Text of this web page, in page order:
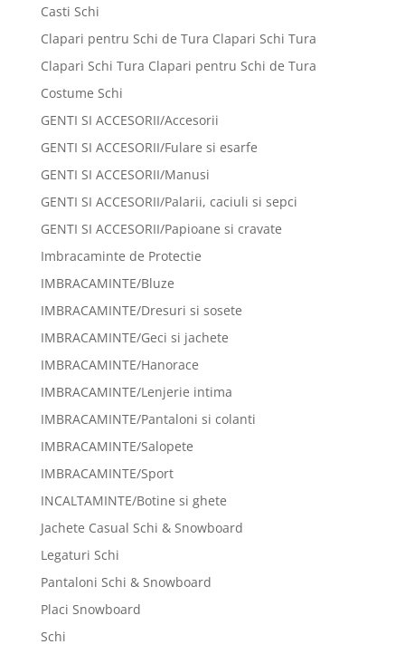
Casti Schi
Clapari pentru Schi de Tura Clapari Schi Tura
Clapari Schi Tura Clapari pentru Schi de Tura
Costume Schi
GENTI SI ACCESORII/Accesorii
GENTI SI ACCESORII/Fulare si esarfe
GENTI SI ACCESORII/Manusi
GENTI SI ACCESORII/Palarii, caciuli si sepci
GENTI SI ACCESORII/Papioane si cravate
Imbracaminte de Protectie
IMBRACAMINTE/Bluze
IMBRACAMINTE/Dresuri si sosete
IMBRACAMINTE/Geci si jachete
IMBRACAMINTE/Hanorace
IMBRACAMINTE/Lenjerie intima
IMBRACAMINTE/Pantaloni si colanti
IMBRACAMINTE/Salopete
IMBRACAMINTE/Sport
INCALTAMINTE/Botine si ghete
Jachete Casual Schi & Snowboard
Legaturi Schi
Pantaloni Schi & Snowboard
Placi Snowboard
Schi